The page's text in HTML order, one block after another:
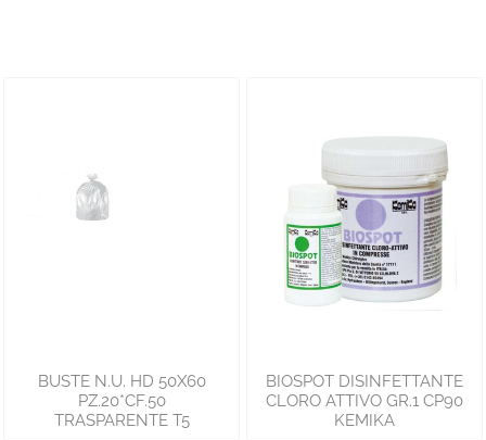
BUSTE N.U. HD 50X60
PZ.20*CF.50
TRASPARENTE T5
BIOSPOT DISINFETTANTE
CLORO ATTIVO GR.1 CP90
KEMIKA